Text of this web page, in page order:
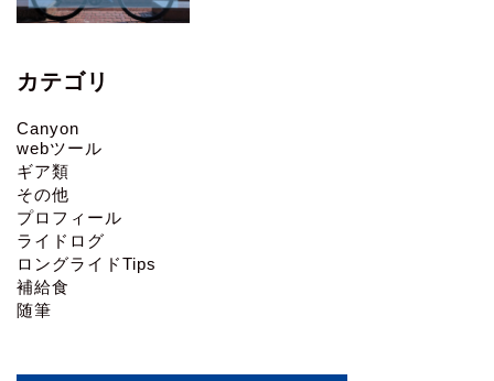
カテゴリ
Canyon
webツール
ギア類
その他
プロフィール
ライドログ
ロングライドTips
補給食
随筆